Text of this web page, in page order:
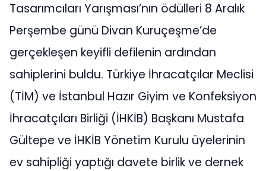
Tasarımcıları Yarışması’nın ödülleri 8 Aralık
Perşembe günü Divan Kuruçeşme’de
gerçekleşen keyifli defilenin ardından
sahiplerini buldu. Türkiye İhracatçılar Meclisi
(TİM) ve İstanbul Hazır Giyim ve Konfeksiyon
İhracatçıları Birliği (İHKİB) Başkanı Mustafa
Gültepe ve İHKİB Yönetim Kurulu üyelerinin
ev sahipliği yaptığı davete birlik ve dernek